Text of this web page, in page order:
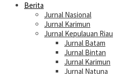
Berita
Jurnal Nasional
Jurnal Karimun
Jurnal Kepulauan Riau
Jurnal Batam
Jurnal Bintan
Jurnal Karimun
Jurnal Natuna